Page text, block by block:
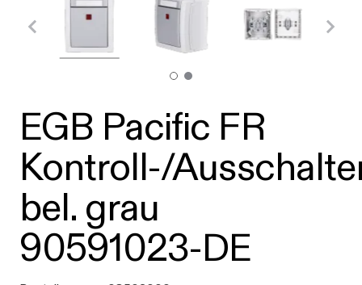
EGB Pacific FR
Kontroll-/
bel. grau
90591023-DE